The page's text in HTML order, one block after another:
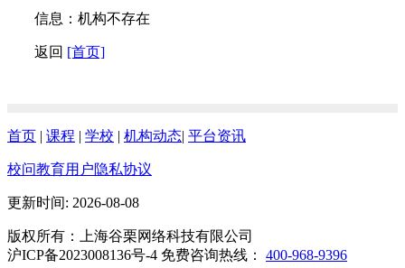
信息：机构不存在
返回 [首页]
首页 | 课程 | 学校 | 机构动态| 平台资讯
校问教育用户隐私协议
更新时间: 2026-08-08
版权所有：上海谷栗网络科技有限公司
沪ICP备2023008136号-4 免费咨询热线： 400-968-9396